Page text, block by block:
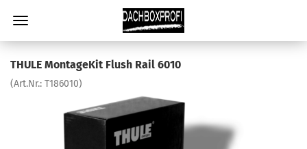
THULE MontageKit Flush Rail 6010
(Art.Nr.: T186010)